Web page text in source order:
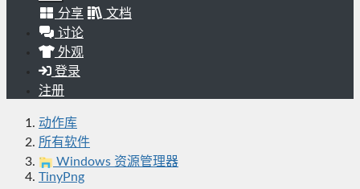
分享
文档
讨论
外观
登录
注册
动作库
所有软件
Windows 资源管理器
TinyPng